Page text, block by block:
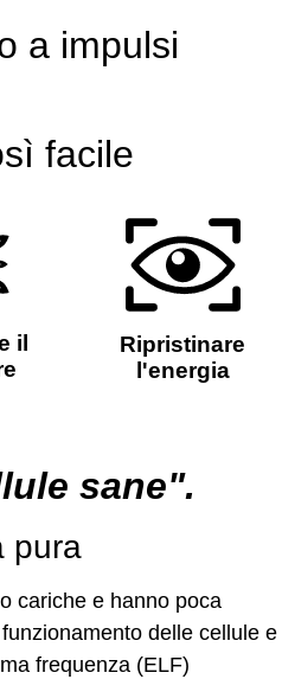
a impulsi
facile
il
Ripristinare
l'energia
sane".
pura
cariche e hanno poca
delle cellule e
frequenza (ELF)